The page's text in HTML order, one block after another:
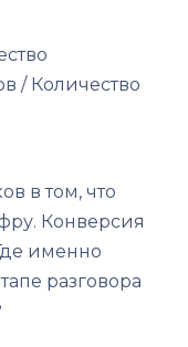
/ Количество
в том, что
Конверсия
именно
разговора